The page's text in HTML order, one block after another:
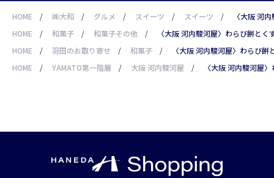
HOME / ㈱大和 / グルメ / スイーツ / スイーツ /
〈大阪 河
HOME
/ 和菓子 / 和菓子その他 /
〈大阪 河内駿河屋〉わらび餅と
HOME
/ 羽田のお取り寄せ / 和菓子 /
〈大阪 河内駿河屋〉わらび
HOME
/ YAMATO第一階層 / 大阪 河内駿河屋 / 〈大阪 河内駿河屋